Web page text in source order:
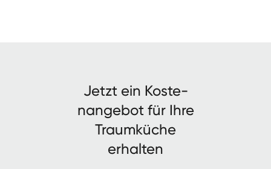
Jet­zt ein Kos­te­
nange­bot für Ihre
Traumküche
erhalten